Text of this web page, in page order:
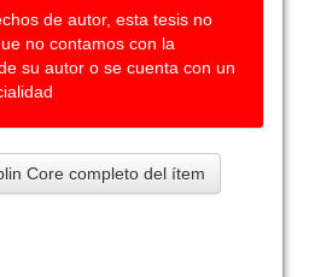
de autor, esta tesis no
no contamos con la
su autor o se cuenta con un
Core completo del ítem